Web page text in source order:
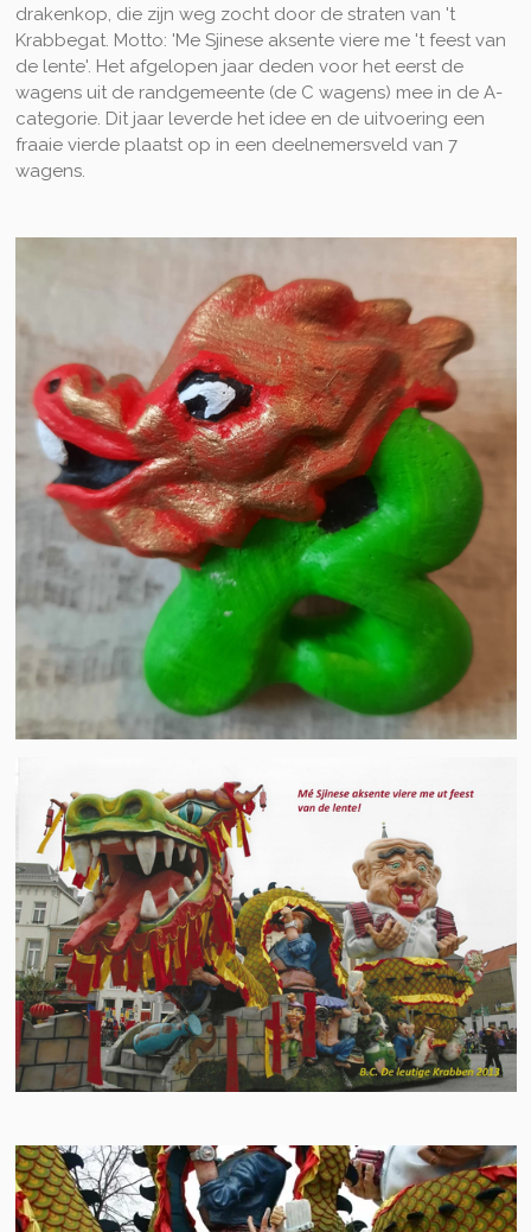
drakenkop, die zijn weg zocht door de straten van 't
Krabbegat. Motto: 'Me Sjinese aksente viere me 't feest van
de lente'. Het afgelopen jaar deden voor het eerst de
wagens uit de randgemeente (de C wagens) mee in de A-
categorie. Dit jaar leverde het idee en de uitvoering een
fraaie vierde plaatst op in een deelnemersveld van 7
wagens.